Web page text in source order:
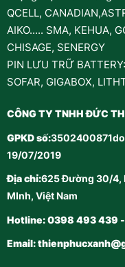
QCELL,
AIKO..... SMA, KEHUA,
CHISAGE, SENERGY
PIN LƯU TRỮ
SOFAR, GIGABOX,
CÔNG TY TNHH ĐỨC
GPKD số:3502400871do
19/07/2019
Địa chỉ:625 Đường 30/4,
MInh, Việt Nam
Hotline: 0398 493 439
Email: